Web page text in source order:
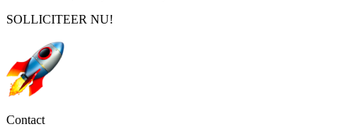
SOLLICITEER NU!
Contact